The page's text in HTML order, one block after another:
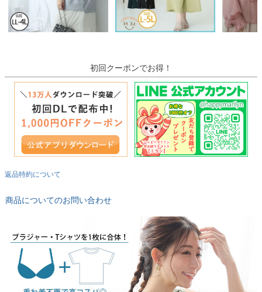
初回クーポンでお得！
返品特約について
商品についてのお問い合わせ